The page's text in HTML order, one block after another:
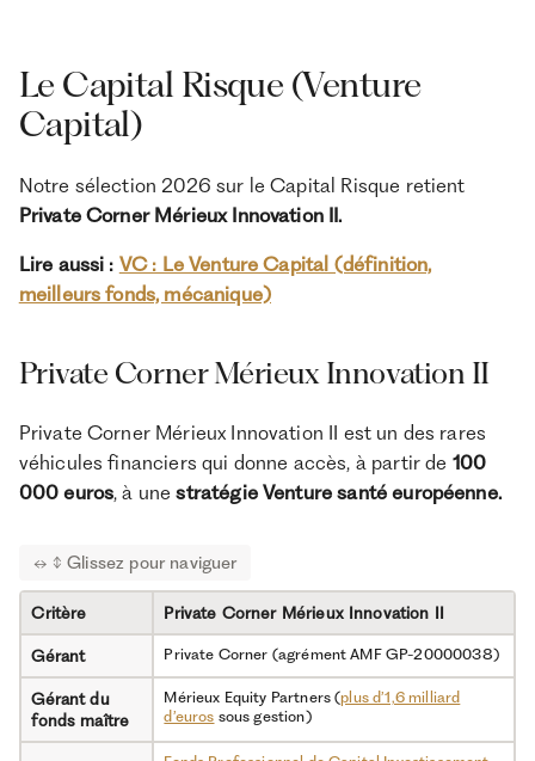
Le Capital Risque (Venture
Capital)
Notre sélection 2026 sur le Capital Risque retient
Private Corner Mérieux Innovation II.
Lire aussi : VC : Le Venture Capital (définition,
meilleurs fonds, mécanique)
Private Corner Mérieux Innovation II
Private Corner Mérieux Innovation II est un des rares
véhicules financiers qui donne accès, à partir de 100
000 euros, à unestratégie Venture santé européenne.
Critère Private Corner Mérieux Innovation II
Gérant Private Corner (agrément AMF GP-20000038)
Gérant du
fonds maître
Mérieux Equity Partners (plus d’1,6 milliard
d’euros sous gestion)